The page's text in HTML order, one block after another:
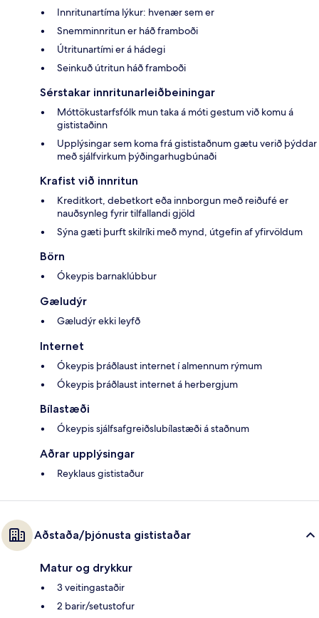
Innritunartíma lýkur: hvenær sem er
Snemminnritun er háð framboði
Útritunartími er á hádegi
Seinkuð útritun háð framboði
Sérstakar innritunarleiðbeiningar
Móttökustarfsfólk mun taka á móti gestum við komu á
gististaðinn
Upplýsingar sem koma frá gististaðnum gætu verið þýddar
með sjálfvirkum þýðingarhugbúnaði
Krafist við innritun
Kreditkort, debetkort eða innborgun með reiðufé er
nauðsynleg fyrir tilfallandi gjöld
Sýna gæti þurft skilríki með mynd, útgefin af yfirvöldum
Börn
Ókeypis barnaklúbbur
Gæludýr
Gæludýr ekki leyfð
Internet
Ókeypis þráðlaust internet í almennum rýmum
Ókeypis þráðlaust internet á herbergjum
Bílastæði
Ókeypis sjálfsafgreiðslubílastæði á staðnum
Aðrar upplýsingar
Reyklaus gististaður
Aðstaða/þjónusta gististaðar
Matur og drykkur
3 veitingastaðir
2 barir/setustofur